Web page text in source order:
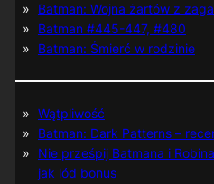
Batman: Wojna żartów z
Batman #445-447, #480
Batman: Śmierć w rodzinie
Wątpliwość
Batman: Dark Patterns –
Nie prześpij Batmana i
jak lód bonus